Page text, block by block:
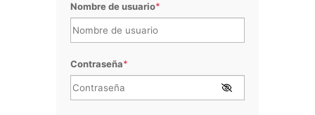
Nombre de usuario*
Contraseña*